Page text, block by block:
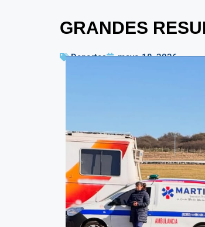
GRANDES
Deportes mayo 18, 2026